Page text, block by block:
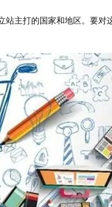
主打的国家和地区。要对